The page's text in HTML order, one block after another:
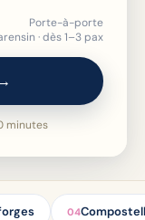
Porte-à-porte
· dès 1–3 pax
minutes
04